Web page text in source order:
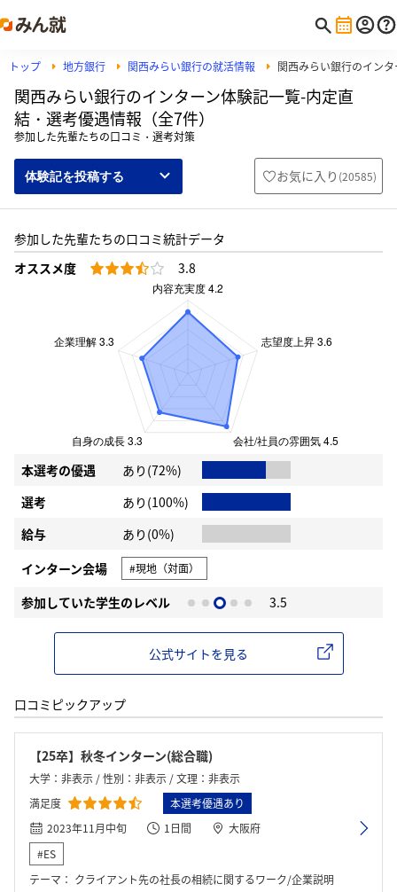
トップ 地方銀行 関西みらい銀行の就活情報 関西みらい銀行のイン
関西みらい銀行のインターン体験記一覧-内定直
結・選考優遇情報（全7件）
参加した先輩たちの口コミ・選考対策
体験記を投稿する お気に入り (20585)
参加した先輩たちの口コミ統計データ
オススメ度
3.8
本選考の優遇
あり(72%)
選考
あり(100%)
給与
あり(0%)
インターン会場
#現地（対面）
参加していた学生のレベル 3.5
公式サイトを見る
口コミピックアップ
【25卒】秋冬インターン(総合職)
大学：非表示 / 性別：非表示 / 文理：非表示
満足度
本選考優遇あり
2023年11月中旬
1日間
大阪府
#ES
テーマ： クライアント先の社長の相続に関するワーク/企業説明